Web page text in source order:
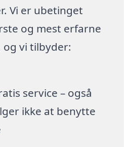
Vi er ubetinget
og mest erfarne
vi tilbyder:
service – også
ikke at benytte